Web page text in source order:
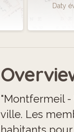
Daty
"Montfermeil -
ville. Les